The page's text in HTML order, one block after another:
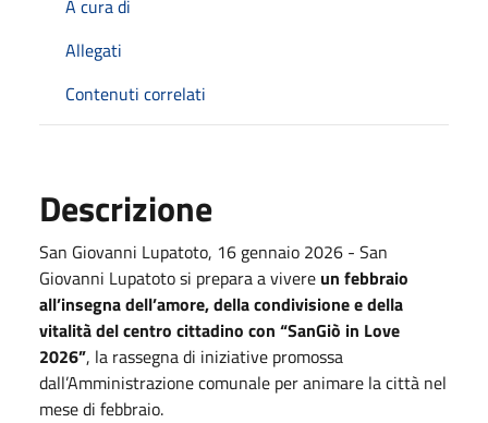
A cura di
Allegati
Contenuti correlati
Descrizione
San Giovanni Lupatoto, 16 gennaio 2026 - San
Giovanni Lupatoto si prepara a vivere un febbraio
all’insegna dell’amore, della condivisione e della
vitalità del centro cittadino con “SanGiò in Love
2026”, la rassegna di iniziative promossa
dall’Amministrazione comunale per animare la città nel
mese di febbraio.